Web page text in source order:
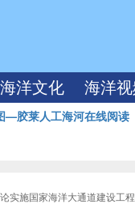
海洋文化 海洋
—胶莱人工海河在线阅读
论实施国家海洋大通道建设工程